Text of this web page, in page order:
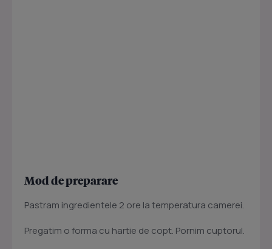
Mod de preparare
Pastram ingredientele 2 ore la temperatura camerei.
Pregatim o forma cu hartie de copt. Pornim cuptorul.